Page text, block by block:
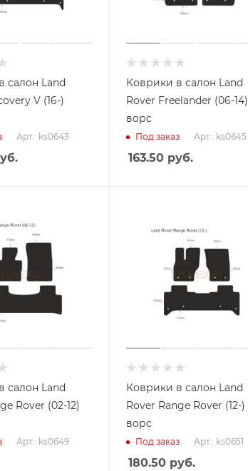
салон Land
V (16-)
Арт.: ks0643
Коврики в салон Land
Rover Freelander (06-14)
ворс
Под заказ Арт.: ks0645
163.50руб.
салон Land
Rover (02-12)
Арт.: ks0649
Коврики в салон Land
Rover Range Rover (12-)
ворс
Под заказ Арт.: ks0651
180.50руб.